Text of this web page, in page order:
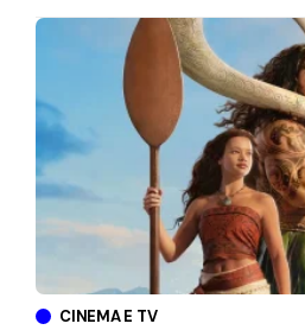
CINEMA E TV